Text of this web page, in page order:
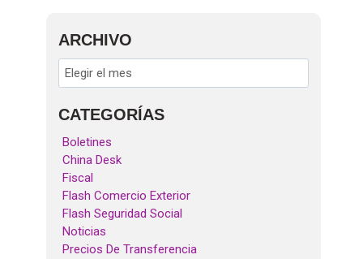
ARCHIVO
CATEGORÍAS
Boletines
China Desk
Fiscal
Flash Comercio Exterior
Flash Seguridad Social
Noticias
Precios De Transferencia